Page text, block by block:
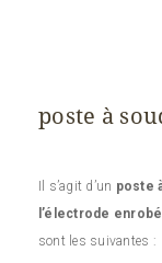
poste à
Il s’agit d’un poste
l’électrode
sont les suivantes :